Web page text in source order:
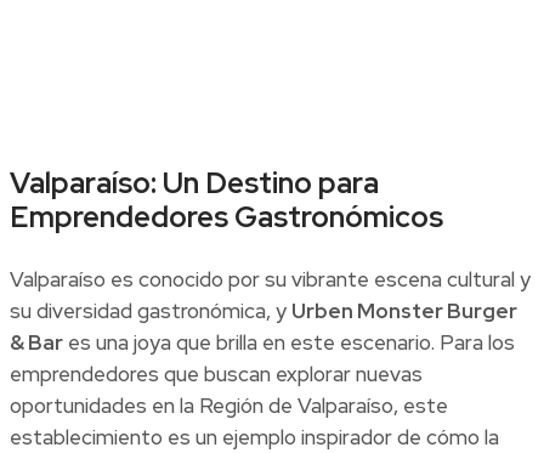
Valparaíso: Un Destino para
Emprendedores Gastronómicos
Valparaíso es conocido por su vibrante escena cultural y
su diversidad gastronómica, y Urben Monster Burger
& Bar es una joya que brilla en este escenario. Para los
emprendedores que buscan explorar nuevas
oportunidades en la Región de Valparaíso, este
establecimiento es un ejemplo inspirador de cómo la